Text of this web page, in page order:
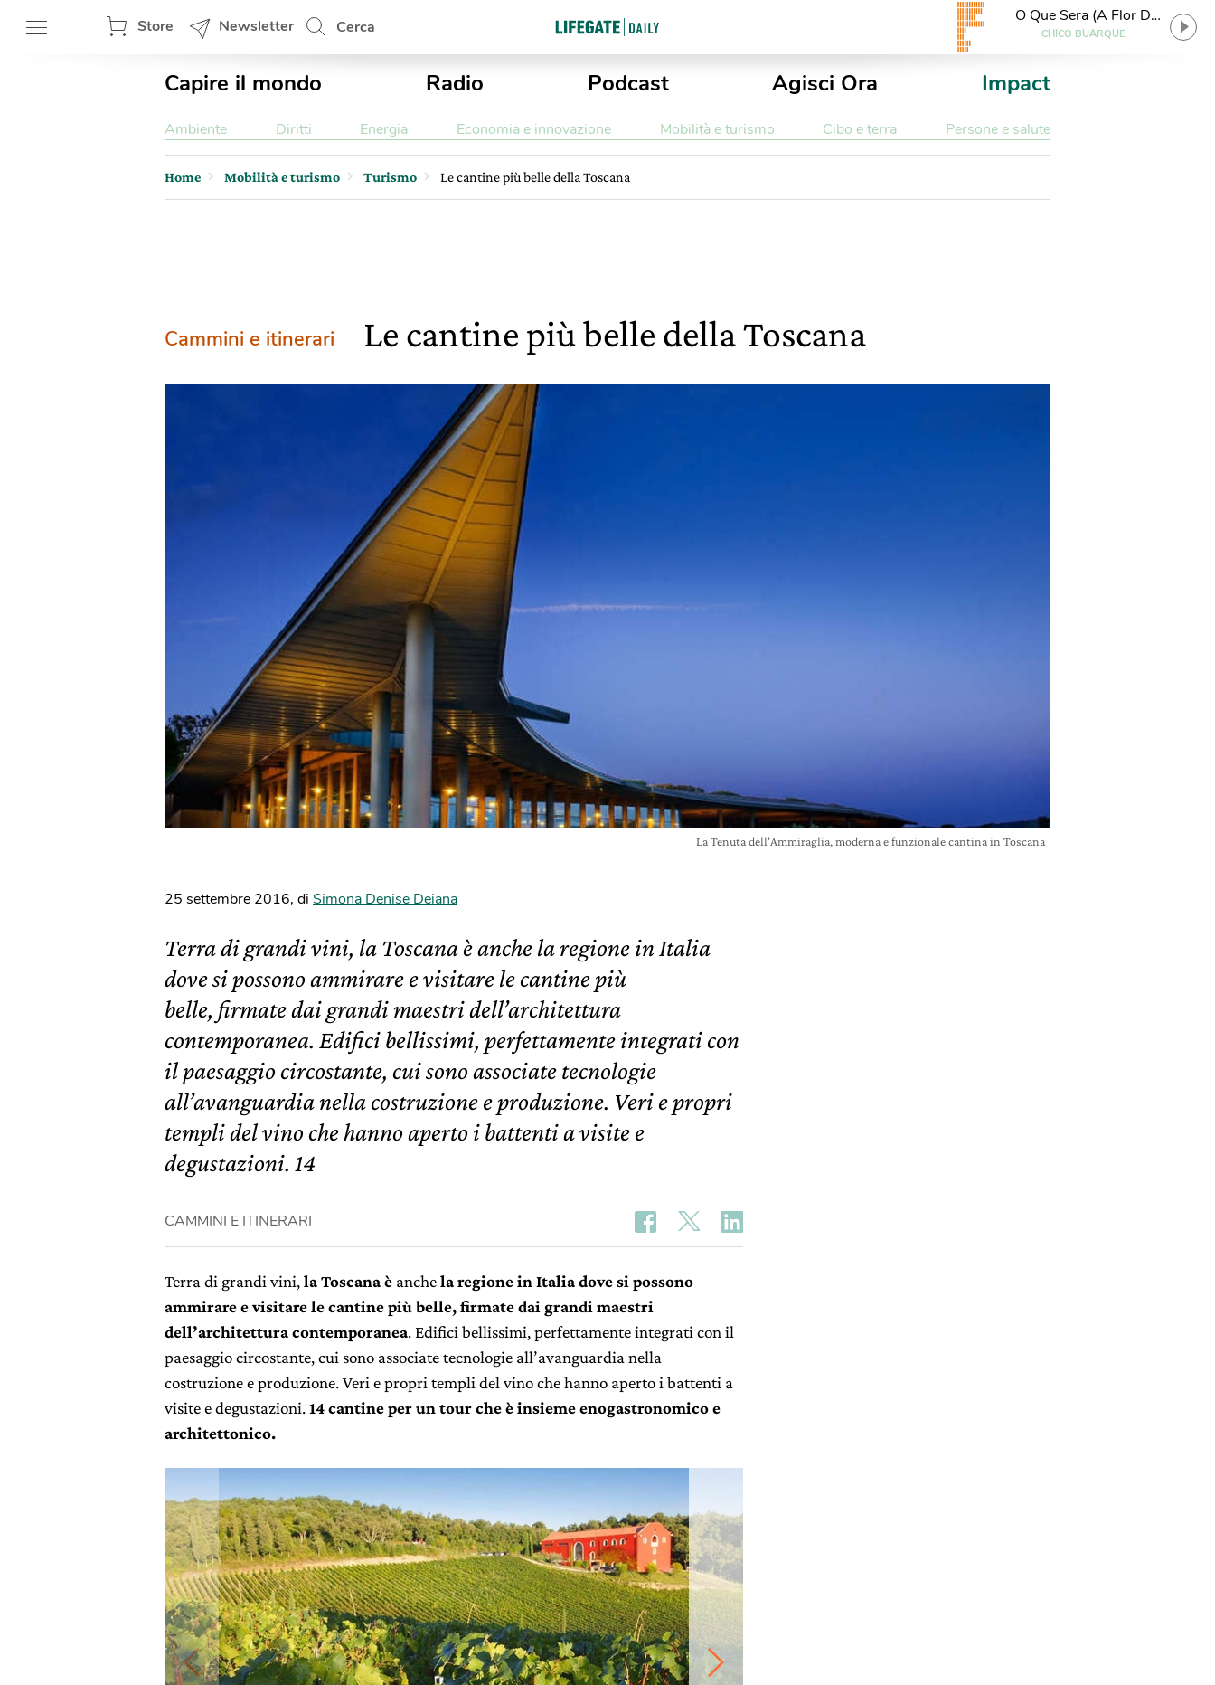
Store Newsletter Cerca
O Que Sera (A Flor Da
Terra)
CHICO BUARQUE
Capire il mondo Radio Podcast Agisci Ora Impact
Ambiente Diritti Energia Economia e innovazione Mobilità e turismo Cibo e terra Persone e salute
Home Mobilità e turismo Turismo Le cantine più belle della Toscana
Cammini e itinerari Le cantine più belle della Toscana
La Tenuta dell'Ammiraglia, moderna e funzionale cantina in Toscana
25 settembre 2016, di Simona Denise Deiana
Terra di grandi vini, la Toscana è anche la regione in Italia
dove si possono ammirare e visitare le cantine più
belle, firmate dai grandi maestri dell’architettura
contemporanea. Edifici bellissimi, perfettamente integrati con
il paesaggio circostante, cui sono associate tecnologie
all’avanguardia nella costruzione e produzione. Veri e propri
templi del vino che hanno aperto i battenti a visite e
degustazioni. 14
CAMMINI E ITINERARI
Terra di grandi vini,la Toscana è anchela regione in Italia dove si possono
ammirare e visitare le cantine più belle, firmate dai grandi maestri
dell’architettura contemporanea. Edifici bellissimi, perfettamente integrati con il
paesaggio circostante, cui sono associate tecnologie all’avanguardia nella
costruzione e produzione. Veri e propri templi del vino che hanno aperto i battenti a
visite e degustazioni.14 cantine per un tour che è insieme enogastronomico e
architettonico.